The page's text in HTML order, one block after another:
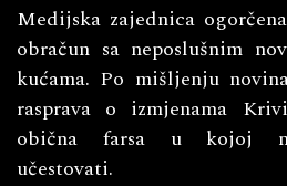
Medijska zajednica
obračun sa neposlušnim
kućama. Po mišljenju
rasprava o izmjenama
obična farsa u kojoj
učestovati.